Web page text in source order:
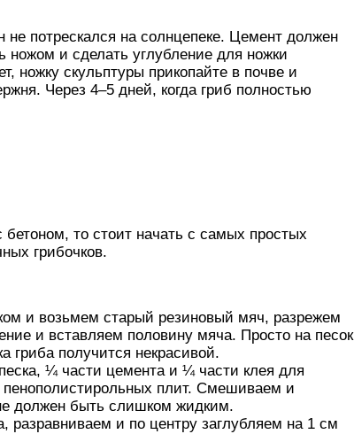
не потрескался на солнцепеке. Цемент должен
ножом и сделать углубление для ножки
ножку скульптуры прикопайте в почве и
Через 4–5 дней, когда гриб полностью
то стоит начать с самых простых
грибочков.
и возьмем старый резиновый мяч, разрежем
и вставляем половину мяча. Просто на песок
гриба получится некрасивой.
¼ части цемента и ¼ части клея для
плит. Смешиваем и
должен быть слишком жидким.
разравниваем и по центру заглубляем на 1 см